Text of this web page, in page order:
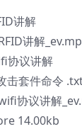
讲解
讲解
协议讲解
套件命令
协议讲解
14.00kb